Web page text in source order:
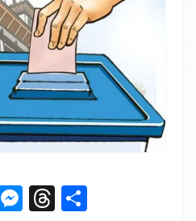
Messenger
Threads